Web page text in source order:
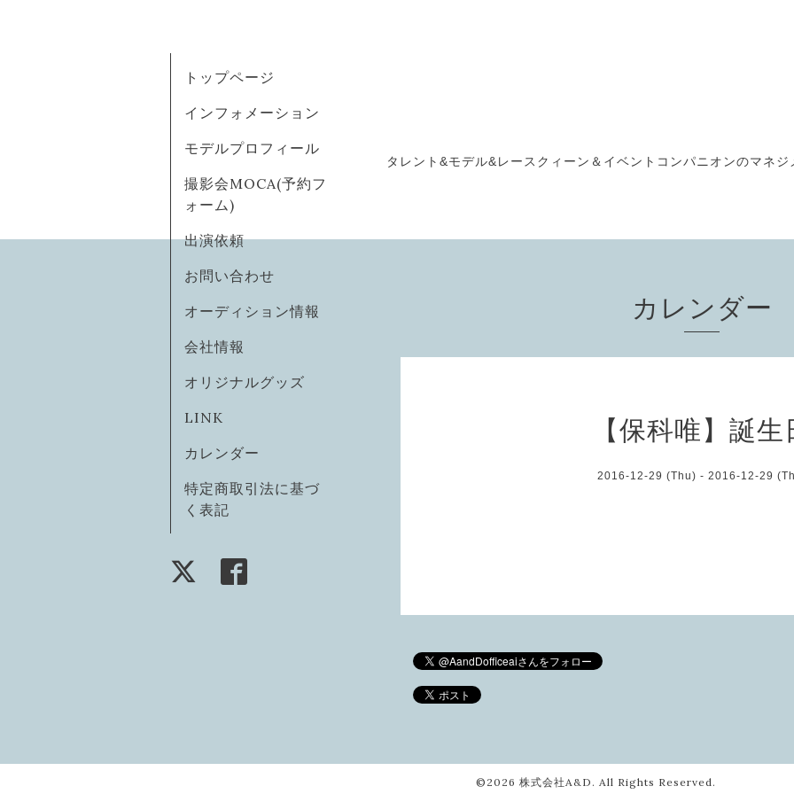
タレント&モデル&レースクィーン＆イベントコンパニオンのマネ
トップページ
インフォメーション
モデルプロフィール
撮影会MOCA(予約フ
ォーム)
出演依頼
お問い合わせ
オーディション情報
会社情報
オリジナルグッズ
LINK
カレンダー
特定商取引法に基づ
く表記
カレンダー
【保科唯】誕生
2016-12-29 (Thu) - 2016-12-29
©2026 株式会社A&D . All Rights Reserved.